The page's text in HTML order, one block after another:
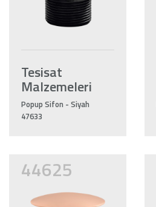
Tesisat
Malzemeleri
Popup Sifon - Siyah
47633
44625